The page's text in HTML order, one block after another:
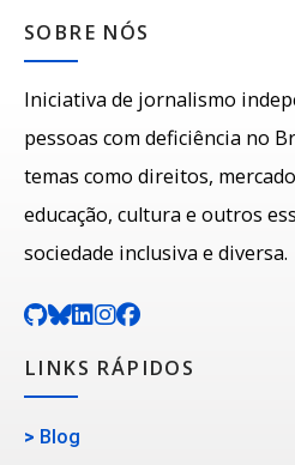
SOBRE NÓS
Iniciativa de jornalismo
pessoas com deficiência no
temas como direitos,
educação, cultura e outros
sociedade inclusiva e diversa.
LINKS RÁPIDOS
> Blog